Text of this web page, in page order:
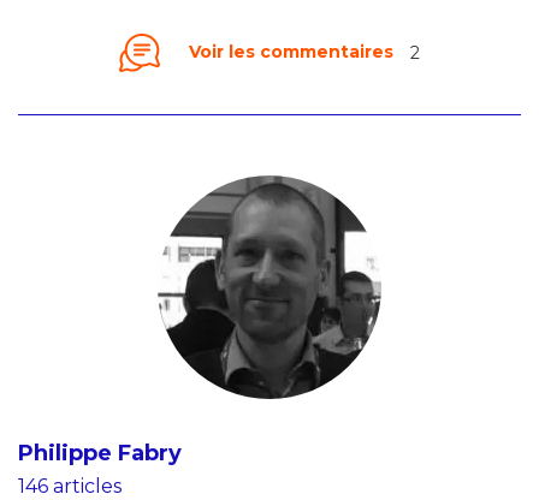
Voir les commentaires 2
Philippe Fabry
146 articles